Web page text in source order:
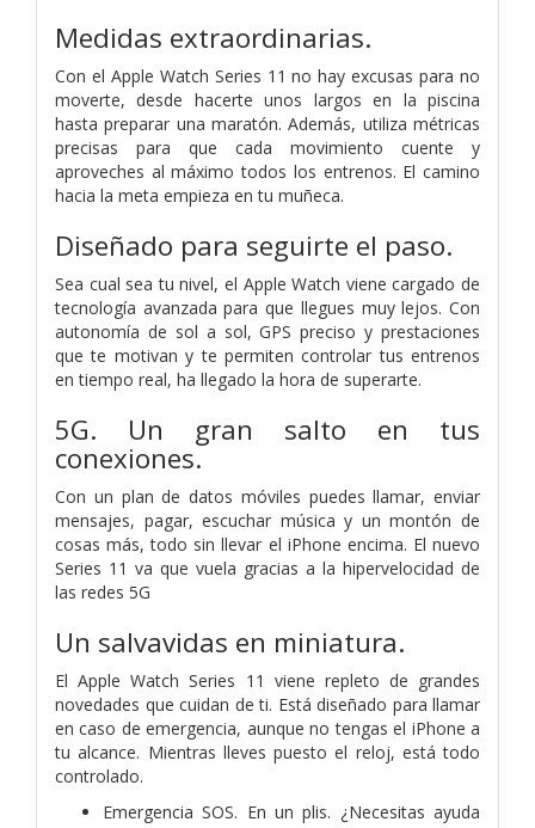
Medidas extraordinarias.
Con el Apple Watch Series 11 no hay excusas para no
moverte, desde hacerte unos largos en la piscina
hasta preparar una maratón. Además, utiliza métricas
precisas para que cada movimiento cuente y
aproveches al máximo todos los entrenos. El camino
hacia la meta empieza en tu muñeca.
Diseñado para seguirte el paso.
Sea cual sea tu nivel, el Apple Watch viene cargado de
tecnología avanzada para que llegues muy lejos. Con
autonomía de sol a sol, GPS preciso y prestaciones
que te motivan y te permiten controlar tus entrenos
en tiempo real, ha llegado la hora de superarte.
5G. Un gran salto en tus
conexiones.
Con un plan de datos móviles puedes llamar, enviar
mensajes, pagar, escuchar música y un montón de
cosas más, todo sin llevar el iPhone encima. El nuevo
Series 11 va que vuela gracias a la hipervelocidad de
las redes 5G
Un salvavidas en miniatura.
El Apple Watch Series 11 viene repleto de grandes
novedades que cuidan de ti. Está diseñado para llamar
en caso de emergencia, aunque no tengas el iPhone a
tu alcance. Mientras lleves puesto el reloj, está todo
controlado.
Emergencia SOS. En un plis. ¿Necesitas ayuda